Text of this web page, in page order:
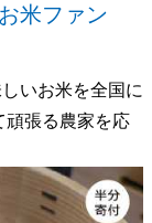
米ファン
いお米を全国に
頑張る農家を応